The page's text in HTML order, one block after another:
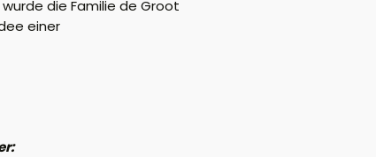
die Familie de Groot
einer